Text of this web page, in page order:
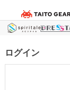
ログイン